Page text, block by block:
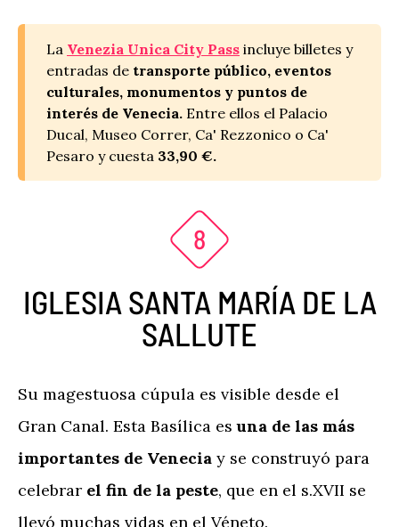
La Venezia Unica City Pass incluye billetes y
entradas de transporte público, eventos
culturales, monumentos y puntos de
interés de Venecia. Entre ellos el Palacio
Ducal, Museo Correr, Ca' Rezzonico o Ca'
Pesaro y cuesta 33,90 €.
IGLESIA SANTA MARÍA DE LA
SALLUTE
Su magestuosa cúpula es visible desde el
Gran Canal. Esta Basílica esuna de las más
importantes de Venecia y se construyó para
celebrar el fin de la peste, que en el s.XVII se
llevó muchas vidas en el Véneto.